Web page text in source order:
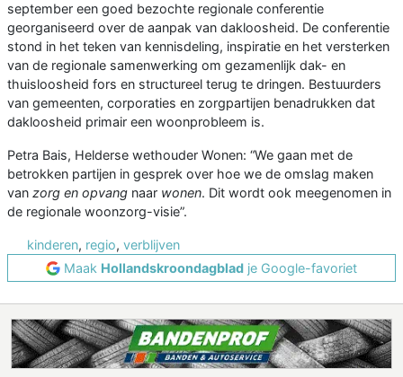
september een goed bezochte regionale conferentie
georganiseerd over de aanpak van dakloosheid. De conferentie
stond in het teken van kennisdeling, inspiratie en het versterken
van de regionale samenwerking om gezamenlijk dak- en
thuisloosheid fors en structureel terug te dringen. Bestuurders
van gemeenten, corporaties en zorgpartijen benadrukken dat
dakloosheid primair een woonprobleem is.
Petra Bais, Helderse wethouder Wonen: “We gaan met de
betrokken partijen in gesprek over hoe we de omslag maken
van zorg en opvang naar wonen. Dit wordt ook meegenomen in
de regionale woonzorg-visie”.
kinderen, regio, verblijven
Maak Hollandskroondagblad je Google-favoriet